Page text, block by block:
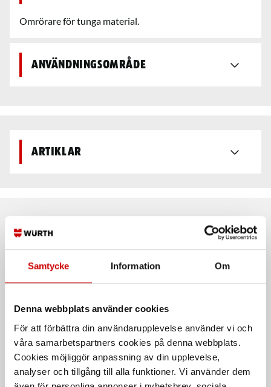
Samtycke Information Om
Denna webbplats använder cookies
För att förbättra din användarupplevelse använder vi och
våra samarbetspartners cookies på denna webbplats.
Cookies möjliggör anpassning av din upplevelse,
analyser och tillgång till alla funktioner. Vi använder dem
Omrörare för tunga material.
Användningsområde
Artiklar
Rekommenderat baserat på vald produkt
Omrörare R II Omrörare RI